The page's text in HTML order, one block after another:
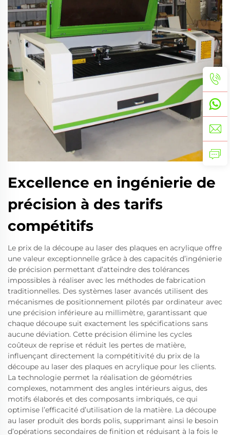
Excellence en ingénierie de
précision à des tarifs
compétitifs
Le prix de la découpe au laser des plaques en acrylique offre
une valeur exceptionnelle grâce à des capacités d’ingénierie
de précision permettant d’atteindre des tolérances
impossibles à réaliser avec les méthodes de fabrication
traditionnelles. Des systèmes laser avancés utilisent des
mécanismes de positionnement pilotés par ordinateur avec
une précision inférieure au millimètre, garantissant que
chaque découpe suit exactement les spécifications sans
aucune déviation. Cette précision élimine les cycles
coûteux de reprise et réduit les pertes de matière,
influençant directement la compétitivité du prix de la
découpe au laser des plaques en acrylique pour les clients.
La technologie permet la réalisation de géométries
complexes, notamment des angles intérieurs aigus, des
motifs élaborés et des composants imbriqués, ce qui
optimise l’efficacité d’utilisation de la matière. La découpe
au laser produit des bords polis, supprimant ainsi le besoin
d’opérations secondaires de finition et réduisant à la fois le